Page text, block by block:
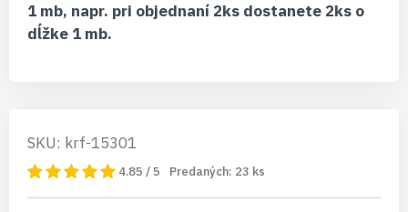
1 mb, napr. pri objednaní 2ks dostanete 2ks o
dĺžke 1 mb.
SKU: krf-15301
4.85 / 5 Predaných: 23 ks